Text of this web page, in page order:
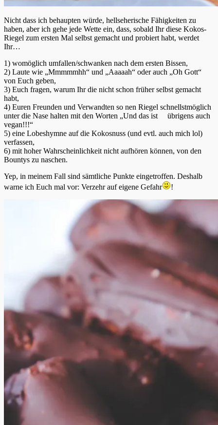
Nicht dass ich behaupten würde, hellseherische Fähigkeiten zu
haben, aber ich gehe jede Wette ein, dass, sobald Ihr diese Kokos-
Riegel zum ersten Mal selbst gemacht und probiert habt, werdet
Ihr…
1) womöglich umfallen/schwanken nach dem ersten Bissen,
2) Laute wie „Mmmmmhh“ und „Aaaaah“ oder auch „Oh Gott“
von Euch geben,
3) Euch fragen, warum Ihr die nicht schon früher selbst gemacht
habt,
4) Euren Freunden und Verwandten so nen Riegel schnellstmöglich
unter die Nase halten mit den Worten „Und das ist übrigens auch
vegan!!!“
5) eine Lobeshymne auf die Kokosnuss (und evtl. auch mich lol)
verfassen,
6) mit hoher Wahrscheinlichkeit nicht aufhören können, von den
Bountys zu naschen.
Yep, in meinem Fall sind sämtliche Punkte eingetroffen. Deshalb
warne ich Euch mal vor: Verzehr auf eigene Gefahr
!